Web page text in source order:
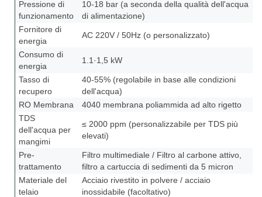
Pressione di
funzionamento
10-18 bar (a seconda della qualità dell'acqua
di alimentazione)
Fornitore di
energia
AC 220V / 50Hz (o personalizzato)
Consumo di
energia
1.1·1,5 kW
Tasso di
recupero
40-55% (regolabile in base alle condizioni
dell'acqua)
RO Membrana
4040 membrana poliammida ad alto rigetto
TDS
dell'acqua per
mangimi
≤ 2000 ppm (personalizzabile per TDS più
elevati)
Pre-
trattamento
Filtro multimediale / Filtro al carbone attivo,
filtro a cartuccia di sedimenti da 5 micron
Materiale del
telaio
Acciaio rivestito in polvere / acciaio
inossidabile (facoltativo)